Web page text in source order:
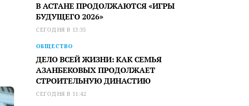
В АСТАНЕ ПРОДОЛЖАЮТСЯ «ИГРЫ
БУДУЩЕГО 2026»
СЕГОДНЯ В 13:35
ОБЩЕСТВО
ДЕЛО ВСЕЙ ЖИЗНИ: КАК СЕМЬЯ
АЗАНБЕКОВЫХ ПРОДОЛЖАЕТ
СТРОИТЕЛЬНУЮ ДИНАСТИЮ
СЕГОДНЯ В 11:42